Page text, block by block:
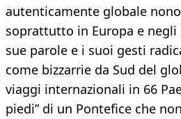
autenticamente globale
soprattutto in Europa e negli
sue parole e i suoi gesti
come bizzarrie da Sud del
viaggi internazionali in 66
piedi” di un Pontefice che